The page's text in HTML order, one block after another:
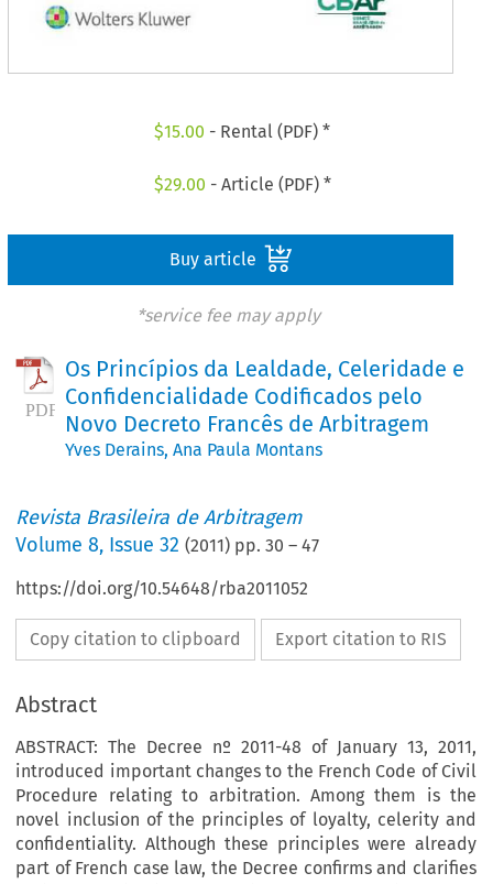
$15.00 - Rental (PDF) *
$29.00 - Article (PDF) *
Buy article
*service fee may apply
Os Princípios da Lealdade, Celeridade e
Confidencialidade Codificados pelo
Novo Decreto Francês de Arbitragem
Yves Derains,Ana Paula Montans
Revista Brasileira de Arbitragem
Volume8, Issue 32 (2011) pp.30 –47
https://doi.org/10.54648/rba2011052
Copy citation to clipboard Export citation to RIS
Abstract
ABSTRACT: The Decree nº 2011-48 of January 13, 2011,
introduced important changes to the French Code of Civil
Procedure relating to arbitration. Among them is the
novel inclusion of the principles of loyalty, celerity and
confidentiality. Although these principles were already
part of French case law, the Decree confirms and clarifies